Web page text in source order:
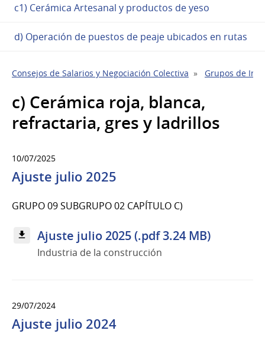
c1) Cerámica Artesanal y productos de yeso
d) Operación de puestos de peaje ubicados en rutas
Consejos de Salarios y Negociación Colectiva Grupos de
c) Cerámica roja, blanca,
refractaria, gres y ladrillos
10/07/2025
Ajuste julio 2025
GRUPO 09 SUBGRUPO 02 CAPÍTULO C)
Ajuste julio 2025 (.pdf 3.24 MB)
Industria de la construcción
29/07/2024
Ajuste julio 2024